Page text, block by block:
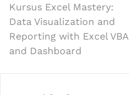
Kursus Excel Mastery:
Data Visualization and
Reporting with Excel VBA
and Dashboard